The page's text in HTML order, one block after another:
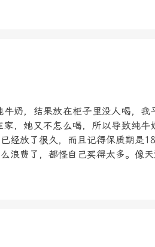
奶，结果放在柜子里没人喝，我
，她又不怎么喝，所以导致纯牛
经放了很久，而且记得保质期是
浪费了，都怪自己买得太多。像